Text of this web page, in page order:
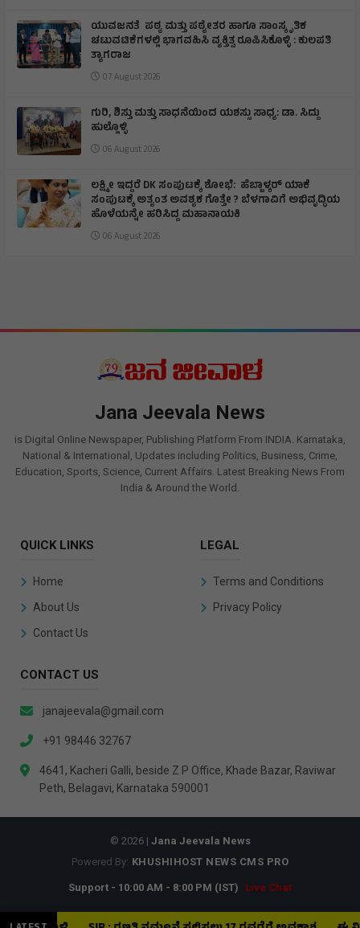
ಯುವಜನತೆ ಪಠ್ಯ ಮತ್ತು ಪಠ್ಯೇತರ ಹಾಗೂ ಸಾಂಸ್ಕೃತಿಕ
ಚಟುವಟಿಕೆಗಳಲ್ಲಿ ಭಾಗವಹಿಸಿ ವ್ಯಕ್ತಿತ್ವ ರೂಪಿಸಿಕೊಳ್ಳಿ : ಕುಲಪತಿ
ತ್ಯಾಗರಾಜ
07 August 2026
ಗುರಿ, ಶಿಸ್ತು ಮತ್ತು ಸಾಧನೆಯಿಂದ ಯಶಸ್ಸು ಸಾಧ್ಯ: ಡಾ. ಸಿದ್ದು
ಹುಲ್ಲೊಳ್ಳಿ
06 August 2026
ಲಕ್ಷ್ಮೀ ಇದ್ದರೆ DK ಸಂಪುಟಕ್ಕೆ ಶೋಭೆ: ಹೆಬ್ಬಾಳ್ಕರ್ ಯಾಕೆ
ಸಂಪುಟಕ್ಕೆ ಅತ್ಯಂತ ಅವಶ್ಯಕ ಗೊತ್ತೇ ? ಬೆಳಗಾವಿಗೆ ಅಭಿವೃದ್ಧಿಯ
ಹೊಳೆಯನ್ನೇ ಹರಿಸಿದ್ದ ಮಹಾನಾಯಕಿ
06 August 2026
Jana Jeevala News
is Digital Online Newspaper, Publishing Platform From INDIA. Karnataka,
National & International, Updates including Politics, Business, Crime,
Education, Sports, Science, Current Affairs. Latest Breaking News From
India & Around the World.
QUICK LINKS
Home
About Us
Contact Us
LEGAL
Terms and Conditions
Privacy Policy
CONTACT US
janajeevala@gmail.com
+91 98446 32767
4641, Kacheri Galli, beside Z P Office, Khade Bazar, Raviwar
Peth, Belagavi, Karnataka 590001
© 2026 | Jana Jeevala News
Powered By: KHUSHIHOST NEWS CMS PRO
Support - 10:00 AM - 8:00 PM (IST) Live Chat